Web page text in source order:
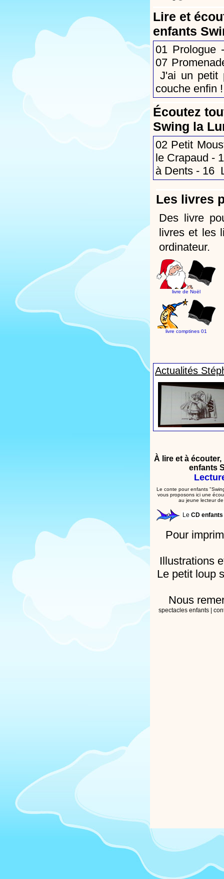
Lire et
enfants
01 Prologue-
07
J'ai un petit
couche enfin !
Écoutez
Swing la
02 Petit
le Crapaud -
à Dents - 16
Les livres
Des livre
livres et les
ordinateur.
livre de Noël
livre comptines 01
Actualités
À lire et à
enfants
Le conte pour enfants
vous proposons ici une
au jeune lecteur
Le CD enfants
Pour
Illustrations
Le petit loup
Nous
spectacles enfants